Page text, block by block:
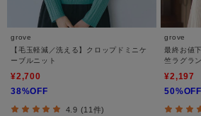
grove
【毛玉軽減／洗える】クロップドミニケ
ーブルニット
¥2,700
38%OFF
4.9 (11件)
grove
最終お値
竺ラグラ
¥2,197
50%OFF